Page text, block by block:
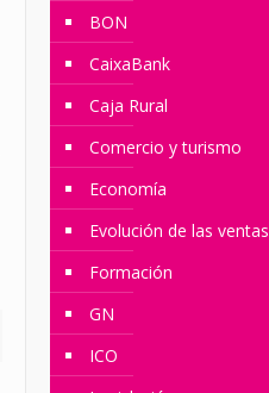
BON
CaixaBank
Caja Rural
Comercio y turismo
Economía
Evolución de las ventas
Formación
GN
ICO